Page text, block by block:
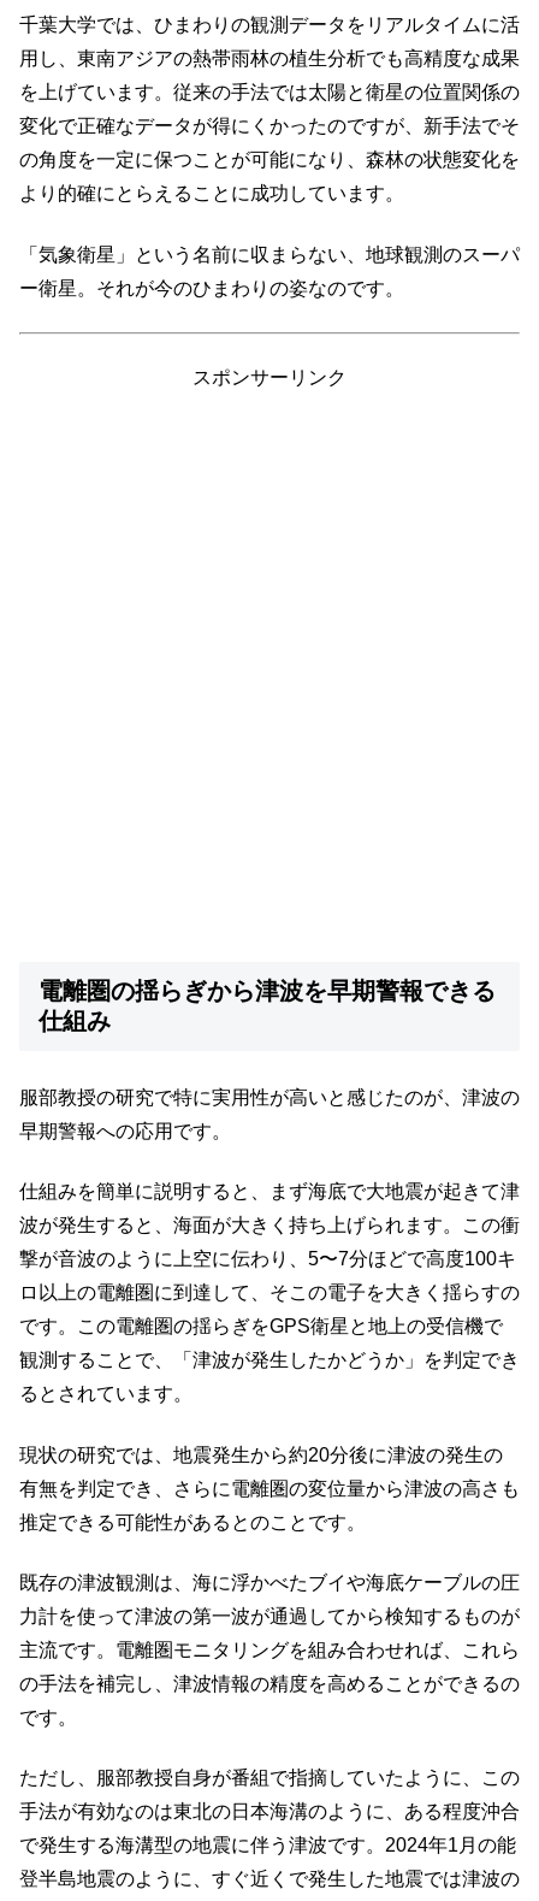
千葉大学では、ひまわりの観測データをリアルタイムに活
用し、東南アジアの熱帯雨林の植生分析でも高精度な成果
を上げています。従来の手法では太陽と衛星の位置関係の
変化で正確なデータが得にくかったのですが、新手法でそ
の角度を一定に保つことが可能になり、森林の状態変化を
より的確にとらえることに成功しています。
「気象衛星」という名前に収まらない、地球観測のスーパ
ー衛星。それが今のひまわりの姿なのです。
スポンサーリンク
電離圏の揺らぎから津波を早期警報できる
仕組み
服部教授の研究で特に実用性が高いと感じたのが、津波の
早期警報への応用です。
仕組みを簡単に説明すると、まず海底で大地震が起きて津
波が発生すると、海面が大きく持ち上げられます。この衝
撃が音波のように上空に伝わり、5〜7分ほどで高度100キ
ロ以上の電離圏に到達して、そこの電子を大きく揺らすの
です。この電離圏の揺らぎをGPS衛星と地上の受信機で
観測することで、「津波が発生したかどうか」を判定でき
るとされています。
現状の研究では、地震発生から約20分後に津波の発生の
有無を判定でき、さらに電離圏の変位量から津波の高さも
推定できる可能性があるとのことです。
既存の津波観測は、海に浮かべたブイや海底ケーブルの圧
力計を使って津波の第一波が通過してから検知するものが
主流です。電離圏モニタリングを組み合わせれば、これら
の手法を補完し、津波情報の精度を高めることができるの
です。
ただし、服部教授自身が番組で指摘していたように、この
手法が有効なのは東北の日本海溝のように、ある程度沖合
で発生する海溝型の地震に伴う津波です。2024年1月の能
登半島地震のように、すぐ近くで発生した地震では津波の